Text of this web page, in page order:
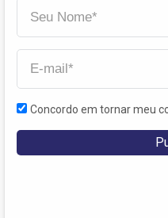
Concordo em tornar meu